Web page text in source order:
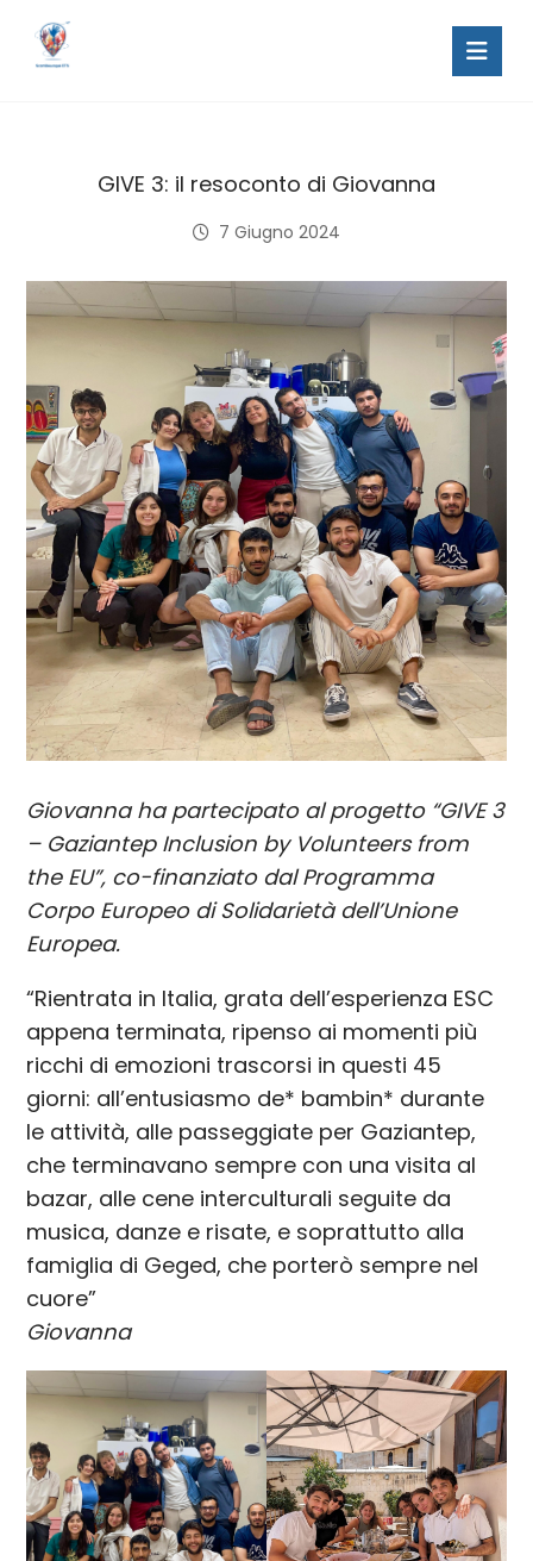
GIVE 3: il resoconto di Giovanna
7 Giugno 2024
Giovanna ha partecipato al progetto “GIVE 3
– Gaziantep Inclusion by Volunteers from
the EU”, co-finanziato dal Programma
Corpo Europeo di Solidarietà dell’Unione
Europea.
“Rientrata in Italia, grata dell’esperienza ESC
appena terminata, ripenso ai momenti più
ricchi di emozioni trascorsi in questi 45
giorni: all’entusiasmo de* bambin* durante
le attività, alle passeggiate per Gaziantep,
che terminavano sempre con una visita al
bazar, alle cene interculturali seguite da
musica, danze e risate, e soprattutto alla
famiglia di Geged, che porterò sempre nel
cuore”
Giovanna